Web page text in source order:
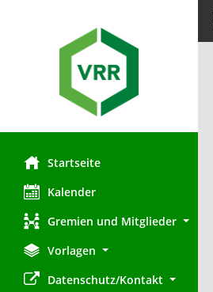
Startseite
Kalender
Gremien und Mitglieder
Vorlagen
Datenschutz/Kontakt